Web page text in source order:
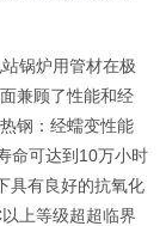
锅炉用管材在极
兼顾了性能和经
钢：经蠕变性能
命可达到10万小时
具有良好的抗氧化
上等级超超临界